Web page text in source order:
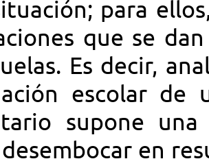
para
que se
Es decir,
escolar
supone
en